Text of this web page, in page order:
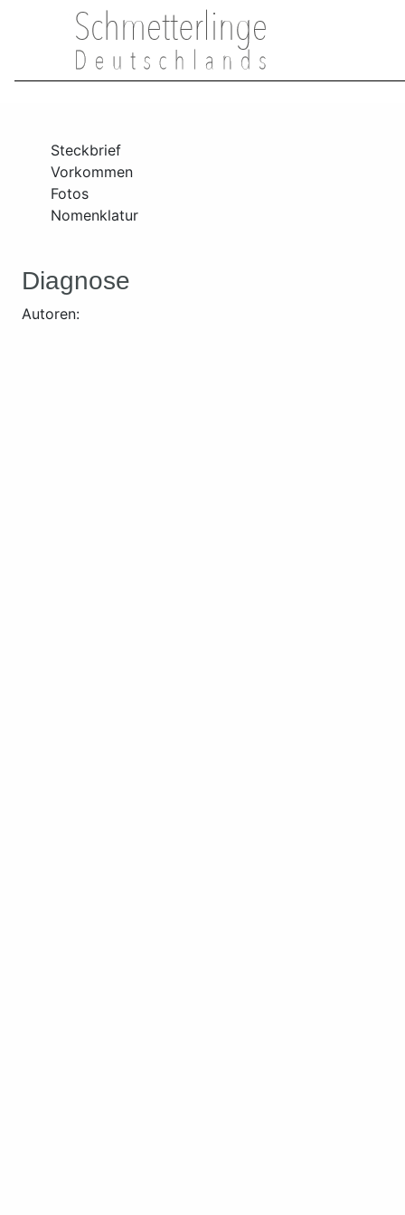
Steckbrief
Vorkommen
Fotos
Nomenklatur
Diagnose
Autoren: